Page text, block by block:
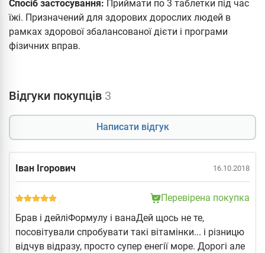
Спосіб застосування: Приймати по 3 таблетки під час
їжі. Призначений для здорових дорослих людей в
рамках здорової збалансованої дієти і програми
фізичних вправ.
Відгуки покупців 3
Написати відгук
Іван Ігорович 16.10.2018
Перевірена покупка
Брав і дейліФормулу і ванаДей щось не те,
посовітували спробувати такі вітамінки... і різницю
відчув відразу, просто супер енегії море. Дорогі але